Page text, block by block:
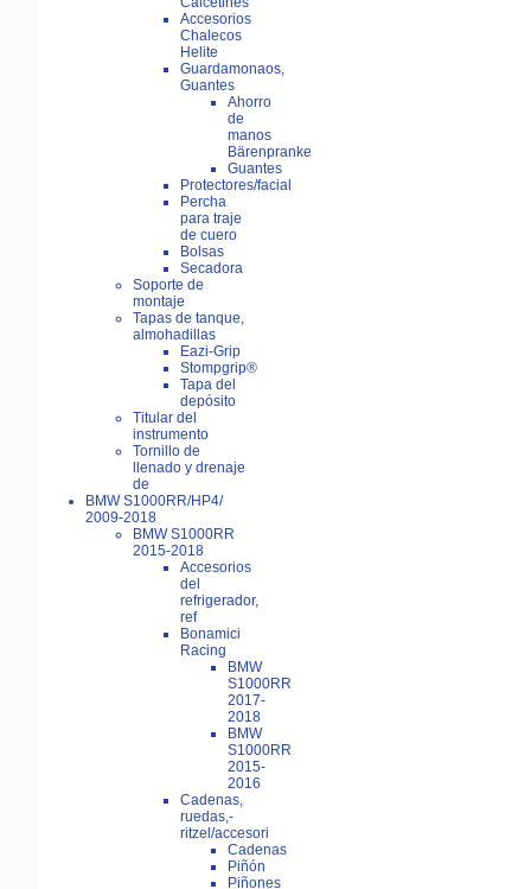
Accesorios
Chalecos
Helite
Guardamonaos,
Guantes
Ahorro
de
manos
Bärenpranke
Guantes
Protectores/facial
Percha
para traje
de cuero
Bolsas
Secadora
Soporte de
montaje
Tapas de tanque,
almohadillas
Eazi-Grip
Stompgrip®
Tapa del
depósito
Titular del
instrumento
Tornillo de
llenado y drenaje
de
BMW S1000RR/HP4/
2009-2018
BMW S1000RR
2015-2018
Accesorios
del
refrigerador,
ref
Bonamici
Racing
BMW
S1000RR
2017-
2018
BMW
S1000RR
2015-
2016
Cadenas,
ruedas,-
ritzel/accesori
Cadenas
Piñón
Piñones